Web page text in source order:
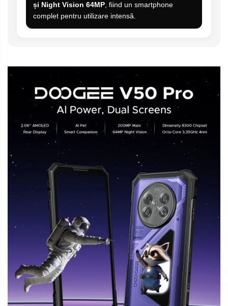
și Night Vision 64MP, fiind un smartphone
complet pentru utilizare intensă.